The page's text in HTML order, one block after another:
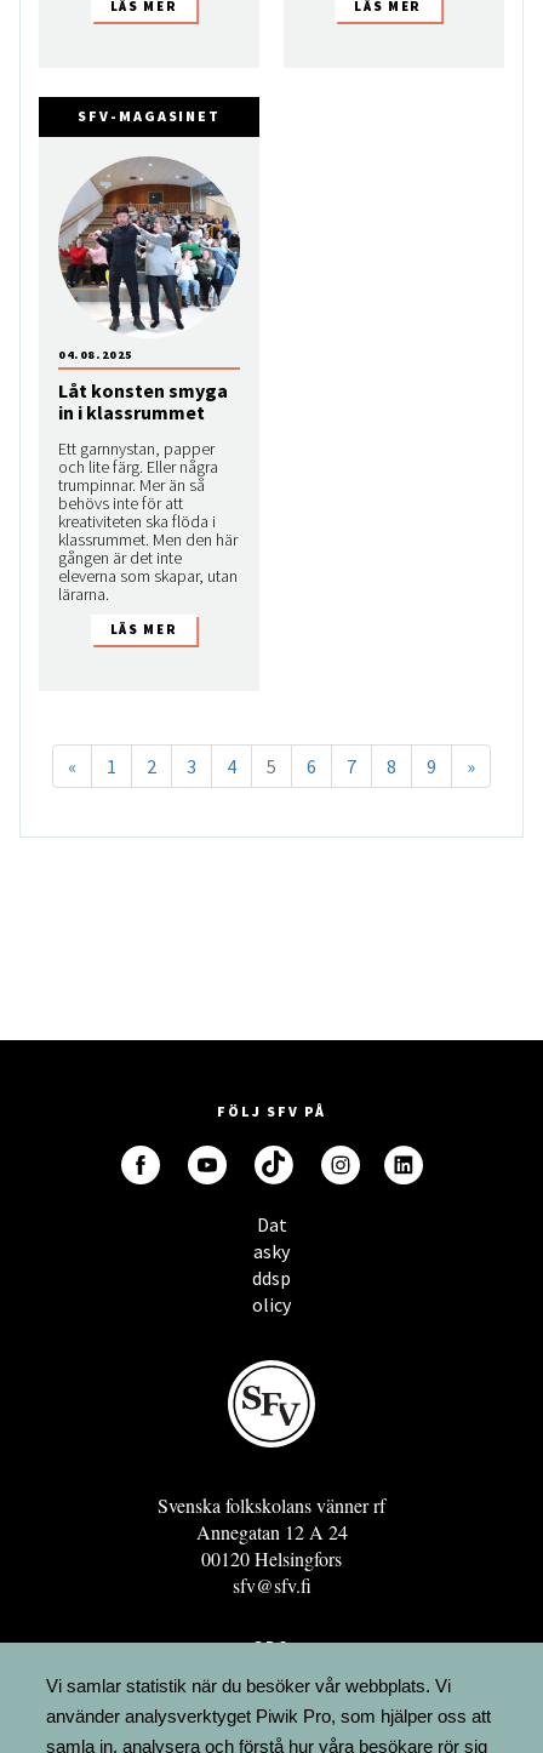
SFV-MAGASINET
Låt konsten smyga
in i klassrummet
Ett garnnystan, papper
och lite färg. Eller några
trumpinnar. Mer än så
behövs inte för att
kreativiteten ska flöda i
klassrummet. Men den här
gången är det inte
eleverna som skapar, utan
lärarna.
04.08.2025
« 1 2 3 4 5 6 7 8 9 »
FÖLJ SFV PÅ
Dat
asky
ddsp
olicy
Svenska folkskolans vänner rf
Annegatan 12 A 24
00120 Helsingfors
sfv@sfv.fi
GRO
FÖRENINGSRESURSEN
MINNESRUNOR.FI
Vi samlar statistik när du besöker vår webbplats. Vi
använder analysverktyget Piwik Pro, som hjälper oss att
samla in, analysera och förstå hur våra besökare rör sig